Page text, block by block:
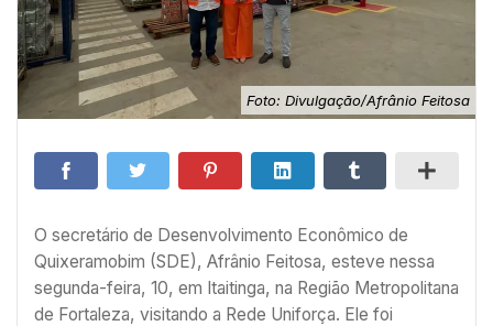
Foto: Divulgação/Afrânio Feitosa
O secretário de Desenvolvimento Econômico de
Quixeramobim (SDE), Afrânio Feitosa, esteve nessa
segunda-feira, 10, em Itaitinga, na Região Metropolitana
de Fortaleza, visitando a Rede Uniforça. Ele foi